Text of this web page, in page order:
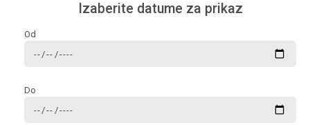
Izaberite datume za prikaz
Od
Do